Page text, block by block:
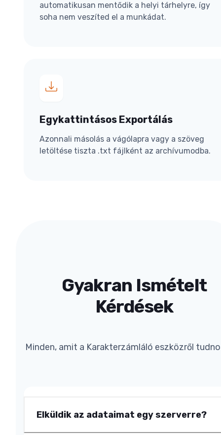
automatikusan mentődik a helyi tárhelyre, így
soha nem veszíted el a munkádat.
Egykattintásos Exportálás
Azonnali másolás a vágólapra vagy a szöveg
letöltése tiszta .txt fájlként az archívumodba.
Gyakran Ismételt
Kérdések
Minden, amit a Karakterzámláló eszközről
Elküldik az adataimat egy szerverre?